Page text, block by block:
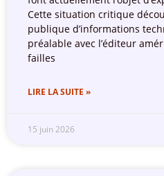
Cette situation critique
publique d’informations
préalable avec l’éditeur
failles
LIRE LA SUITE »
15 juin 2026